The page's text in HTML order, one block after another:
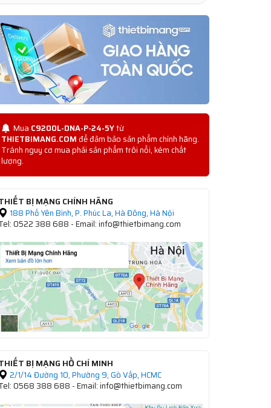
Mua C9200L-DNA-P-24-5Ytừ
THIETBIMANG.COMđể đảm bảo sản phẩm chính hãng.
Tránh nguy cơ mua phải sản phẩm trôi nổi, kém chất
lượng.
BỊ MẠNG CHÍNH HÃNG
188 Phố Yên Bình, P. Phúc La, Hà Đông, Hà Nội
0522 388 688 - Email: info@thietbimang.com
BỊ MẠNG HỒ CHÍ MINH
2/1/14 Đường 10, Phường 9, Gò Vấp, HCMC
0568 388 688 - Email: info@thietbimang.com